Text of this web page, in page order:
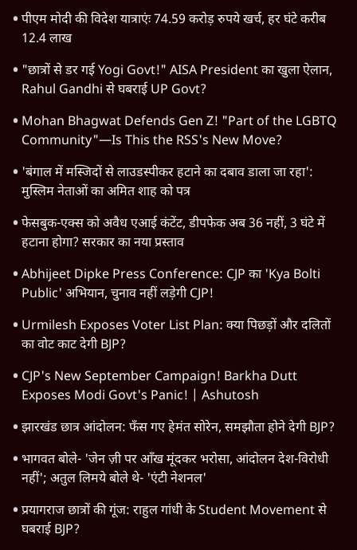
पीएम मोदी की विदेश यात्राएंः 74.59 करोड़ रुपये खर्च, हर घंटे करीब
12.4 लाख
"छात्रों से डर गई Yogi Govt!" AISA President का खुला ऐलान,
Rahul Gandhi से घबराई UP Govt?
Mohan Bhagwat Defends Gen Z! "Part of the LGBTQ
Community"—Is This the RSS's New Move?
'बंगाल में मस्जिदों से लाउडस्पीकर हटाने का दबाव डाला जा रहा':
मुस्लिम नेताओं का अमित शाह को पत्र
फेसबुक-एक्स को अवैध एआई कंटेंट, डीपफेक अब 36 नहीं, 3 घंटे में
हटाना होगा? सरकार का नया प्रस्ताव
Abhijeet Dipke Press Conference: CJP का 'Kya Bolti
Public' अभियान, चुनाव नहीं लड़ेगी CJP!
Urmilesh Exposes Voter List Plan: क्या पिछड़ों और दलितों
का वोट काट देगी BJP?
CJP's New September Campaign! Barkha Dutt
Exposes Modi Govt's Panic! | Ashutosh
झारखंड छात्र आंदोलन: फँस गए हेमंत सोरेन, समझौता होने देगी BJP?
भागवत बोले- 'जेन ज़ी पर आँख मूंदकर भरोसा, आंदोलन देश-विरोधी
नहीं'; अतुल लिमये बोले थे- 'एंटी नेशनल'
प्रयागराज छात्रों की गूंज: राहुल गांधी के Student Movement से
घबराई BJP?